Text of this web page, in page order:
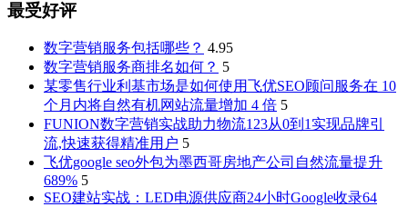
最受好评
数字营销服务包括哪些？ 4.95
数字营销服务商排名如何？ 5
某零售行业利基市场是如何使用飞优SEO顾问服务在 10
个月内将自然有机网站流量增加 4 倍 5
FUNION数字营销实战助力物流123从0到1实现品牌引
流,快速获得精准用户 5
飞优google seo外包为墨西哥房地产公司自然流量提升
689% 5
SEO建站实战：LED电源供应商24小时Google收录64